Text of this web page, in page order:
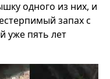
одного из них, и
запах с
уже пять лет